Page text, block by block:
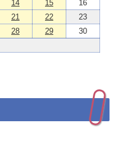
14 15
16
21 22
23
28 29
30